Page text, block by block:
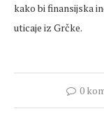
kako bi finansijska
uticaje iz Grčke.
0